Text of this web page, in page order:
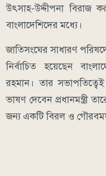
উৎসাহ-উদ্দীপনা বিরাজ
বাংলাদেশিদের মধ্যে।
জাতিসংঘের সাধারণ
নির্বাচিত হয়েছেন
রহমান। তার
ভাষণ দেবেন প্রধানমন্ত্রী
জন্য একটি বিরল ও